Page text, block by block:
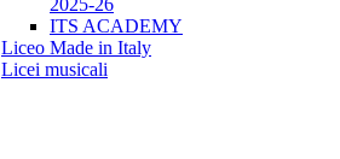
2025-26
ITS ACADEMY
Liceo Made in Italy
Licei musicali